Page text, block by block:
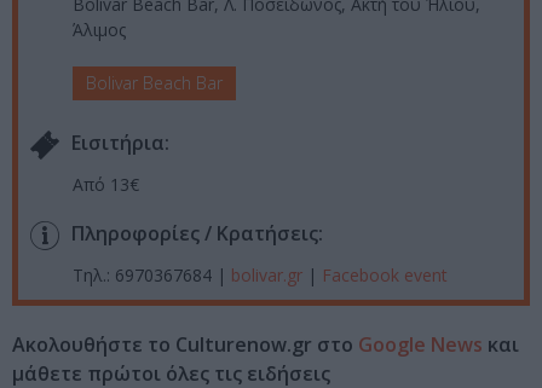
Άλιμος
Bolivar Beach Bar
Eισιτήρια:
Από 13€
Πληροφορίες / Κρατήσεις:
Τηλ.: 6970367684 | bolivar.gr | Facebook event
Ακολουθήστε το Culturenow.gr στο Google News και
μάθετε πρώτοι όλες τις ειδήσεις